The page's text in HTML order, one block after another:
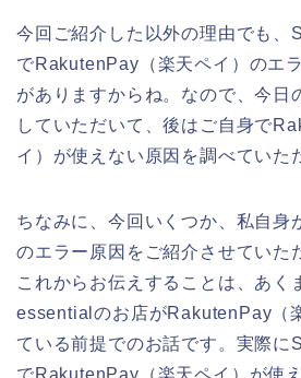
今回ご紹介した以外の理由でも
でRakutenPay（楽天ペイ）のエ
がありますからね。なので、今日
していただいて、後はご自身で
イ）が使えない原因を調べていた
ちなみに、今回いくつか、私自身
のエラー原因をご紹介させていた
これからお伝えすることは、あく
essentialのお店がRakutenPay（
ている前提でのお話です。実際
でRakutenPay（楽天ペイ）が使